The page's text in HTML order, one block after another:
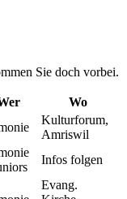
Sie doch vorbei.
Wo
Kulturforum,
Amriswil
Infos folgen
Evang.